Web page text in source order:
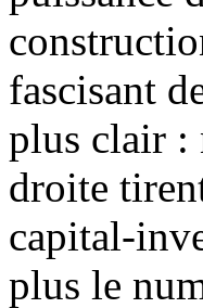
fascisant
plus clair :
droite
capital-
plus le